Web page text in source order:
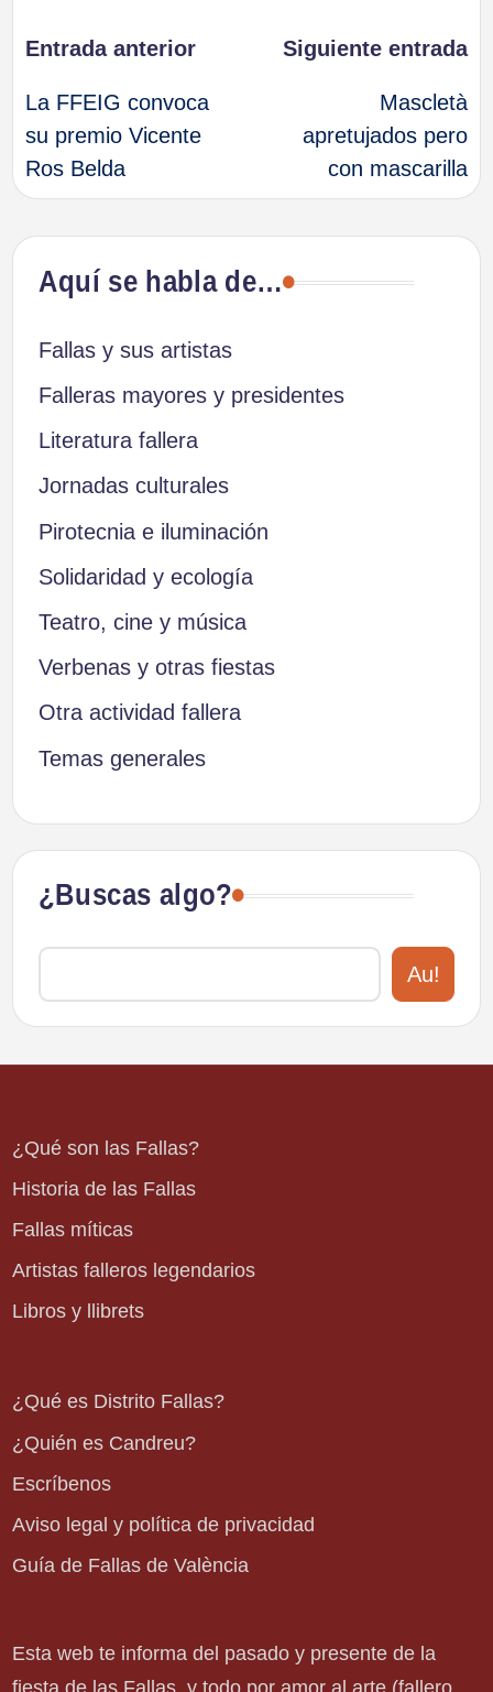
Navegación
de
entradas
Entrada anterior
La FFEIG convoca
su premio Vicente
Ros Belda
Siguiente entrada
Mascletà
apretujados pero
con mascarilla
Aquí se habla de…
Fallas y sus artistas
Falleras mayores y presidentes
Literatura fallera
Jornadas culturales
Pirotecnia e iluminación
Solidaridad y ecología
Teatro, cine y música
Verbenas y otras fiestas
Otra actividad fallera
Temas generales
¿Buscas algo?
Au!
¿Qué son las Fallas?
Historia de las Fallas
Fallas míticas
Artistas falleros legendarios
Libros y llibrets
¿Qué es Distrito Fallas?
¿Quién es Candreu?
Escríbenos
Aviso legal y política de privacidad
Guía de Fallas de València
Esta web te informa del pasado y presente de la
fiesta de las Fallas, y todo por amor al arte (fallero,